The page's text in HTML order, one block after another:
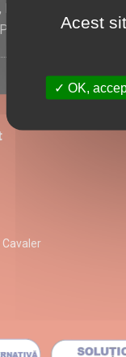
la doua pizza
Acest
OK,